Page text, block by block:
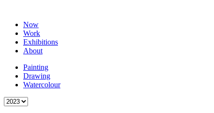
Now
Work
Exhibitions
About
Painting
Drawing
Watercolour